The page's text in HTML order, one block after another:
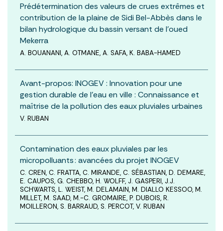
Prédétermination des valeurs de crues extrêmes et
contribution de la plaine de Sidi Bel-Abbès dans le
bilan hydrologique du bassin versant de l’oued
Mekerra
A. BOUANANI, A. OTMANE, A. SAFA, K. BABA-HAMED
Avant-propos: INOGEV : Innovation pour une
gestion durable de l'eau en ville : Connaissance et
maîtrise de la pollution des eaux pluviales urbaines
V. RUBAN
Contamination des eaux pluviales par les
micropolluants : avancées du projet INOGEV
C. CREN, C. FRATTA, C. MIRANDE, C. SÉBASTIAN, D. DEMARE,
E. CAUPOS, G. CHEBBO, H. WOLFF, J. GASPERI, J.J.
SCHWARTS, L. WEIST, M. DELAMAIN, M. DIALLO KESSOO, M.
MILLET, M. SAAD, M.-C. GROMAIRE, P. DUBOIS, R.
MOILLERON, S. BARRAUD, S. PERCOT, V. RUBAN